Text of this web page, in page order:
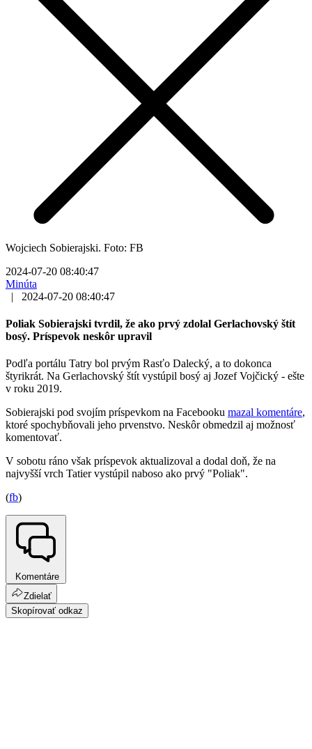
Wojciech Sobierajski. Foto: FB
2024-07-20 08:40:47
Minúta
|
2024-07-20 08:40:47
Poliak Sobierajski tvrdil, že ako prvý zdolal Gerlachovský štít
bosý. Príspevok neskôr upravil
Podľa portálu Tatry bol prvým Rasťo Dalecký, a to dokonca
štyrikrát. Na Gerlachovský štít vystúpil bosý aj Jozef Vojčický - ešte
v roku 2019.
Sobierajski pod svojím príspevkom na Facebooku mazal komentáre,
ktoré spochybňovali jeho prvenstvo. Neskôr obmedzil aj možnosť
komentovať.
V sobotu ráno však príspevok aktualizoval a dodal doň, že na
najvyšší vrch Tatier vystúpil naboso ako prvý "Poliak".
(fb)
Komentáre
Zdielať
Skopírovať odkaz